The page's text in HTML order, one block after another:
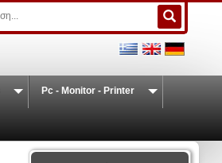
Pc - Monitor - Printer